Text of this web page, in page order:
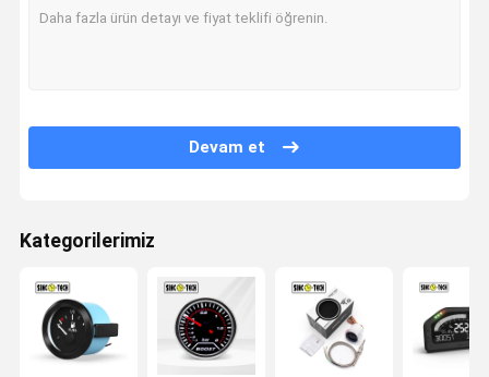
Egzoz Gazı Sıcaklığı Göstergesi
Yağ Sıcaklığı Göstergesi
Su sıcaklığı göstergesi
Dijital RPM Ölçer
Hava Yakıt Oranı Ölçer
Devam et
Kategorilerimiz